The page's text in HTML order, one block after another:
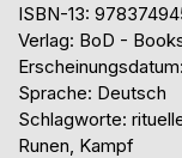
ISBN-13:
Verlag: BoD -
Sprache: Deutsch
Schlagworte:
Runen, Kampf